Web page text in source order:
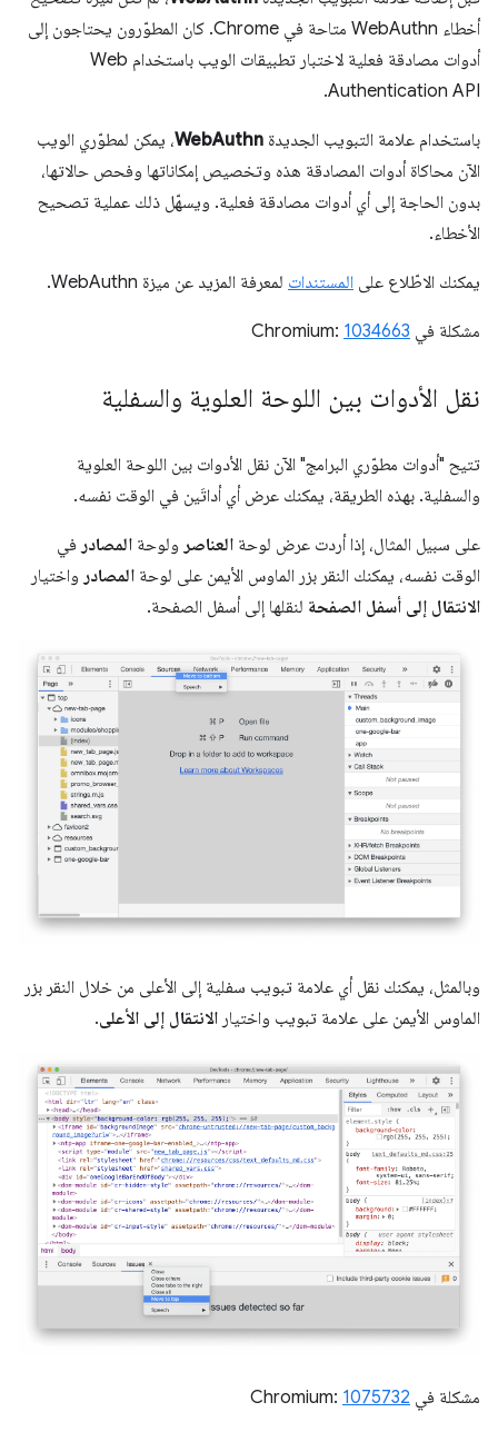
أخطاء WebAuthn متاحة في Chrome. كان المطوّرون يحتاجون إلى
أدوات مصادقة فعلية لاختبار تطبيقات الويب باستخدام Web
Authentication API.
باستخدام علامة التبويب الجديدة WebAuthn، يمكن لمطوّري الويب
الآن محاكاة أدوات المصادقة هذه وتخصيص إمكاناتها وفحص حالاتها،
بدون الحاجة إلى أي أدوات مصادقة فعلية. ويسهّل ذلك عملية تصحيح
الأخطاء.
يمكنك الاطّلاع على المستندات لمعرفة المزيد عن ميزة WebAuthn.
مشكلة في Chromium: 1034663
نقل الأدوات بين اللوحة العلوية والسفلية
تتيح "أدوات مطوّري البرامج" الآن نقل الأدوات بين اللوحة العلوية
والسفلية. بهذه الطريقة، يمكنك عرض أي أداتَين في الوقت نفسه.
على سبيل المثال، إذا أردت عرض لوحة العناصر ولوحة المصادر في
الوقت نفسه، يمكنك النقر بزر الماوس الأيمن على لوحة المصادر واختيار
الانتقال إلى أسفل الصفحة لنقلها إلى أسفل الصفحة.
وبالمثل، يمكنك نقل أي علامة تبويب سفلية إلى الأعلى من خلال النقر بزر
الماوس الأيمن على علامة تبويب واختيار الانتقال إلى الأعلى.
مشكلة في Chromium: 1075732